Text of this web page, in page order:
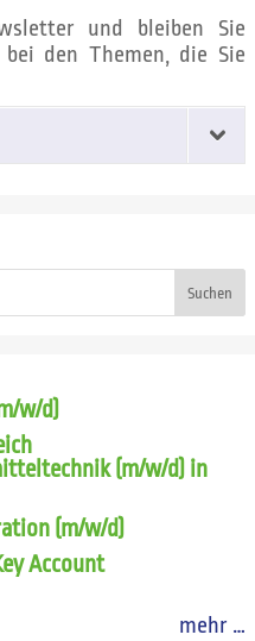
und bleiben Sie
den Themen, die Sie
Suchen
w/d)
(m/w/d) in
(m/w/d)
Account
mehr …